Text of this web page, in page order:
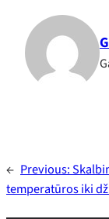
← Previous:
temperatūros iki